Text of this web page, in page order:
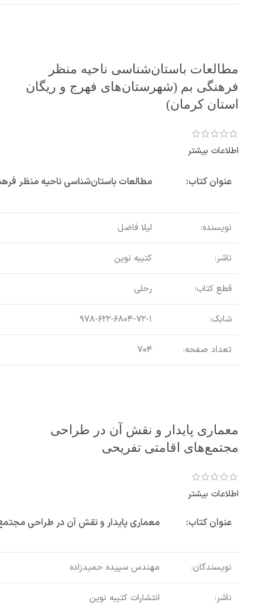
مطالعات باستان‌شناسی ناحیه منظر
فرهنگی بم (شهرستان‌های فهرج و ریگان
استان کرمان)
اطلاعات بیشتر
عنوان کتاب: مطالعات باستان‌شناسی ناحیه منظر
نویسنده: لیلا فاضل
ناشر: کتیبه نوین
قطع کتاب: رحلی
شابک: ۹۷۸-۶۲۲-۶۸۰۴-۷۲-۱
تعداد صفحه: ۷۰۴
معماری پایدار و نقش آن در طراحی
مجتمع‌های اقامتی تفریحی
اطلاعات بیشتر
عنوان کتاب: معماری پایدار و نقش آن در طراحی
نویسندگان: مهندس سپیده حمیدزاده
ناشر: انتشارات کتیبه نوین